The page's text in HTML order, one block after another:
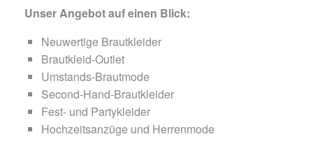
Unser Angebot auf einen Blick:
Neuwertige Brautkleider
Brautkleid-Outlet
Umstands-Brautmode
Second-Hand-Brautkleider
Fest- und Partykleider
Hochzeitsanzüge und Herrenmode